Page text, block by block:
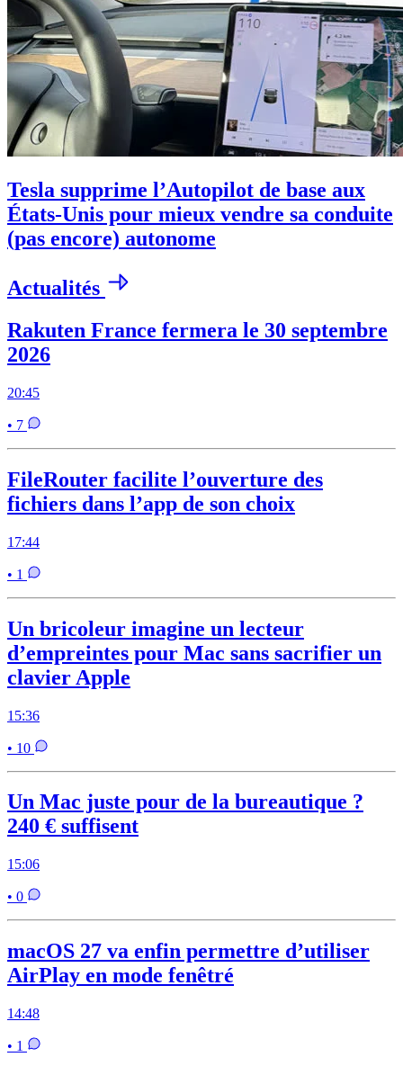
Tesla supprime l’Autopilot de base aux
États-Unis pour mieux vendre sa conduite
(pas encore) autonome
Actualités
Rakuten France fermera le 30 septembre
2026
20:45
• 7
FileRouter facilite l’ouverture des
fichiers dans l’app de son choix
17:44
• 1
Un bricoleur imagine un lecteur
d’empreintes pour Mac sans sacrifier un
clavier Apple
15:36
• 10
Un Mac juste pour de la bureautique ?
240 € suffisent
15:06
• 0
macOS 27 va enfin permettre d’utiliser
AirPlay en mode fenêtré
14:48
• 1